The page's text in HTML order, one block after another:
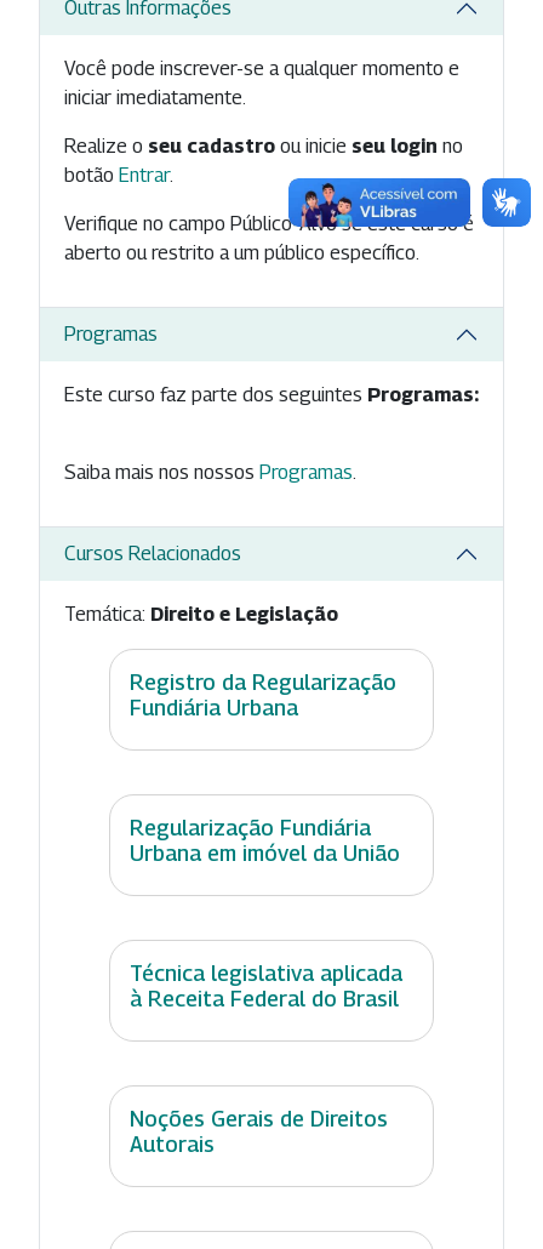
Outras Informações
Você pode inscrever-se a qualquer momento e
iniciar imediatamente.
Realize o seu cadastro ou inicie seu login no
botão Entrar.
Verifique no campo Público-Alvo se este curso é
aberto ou restrito a um público específico.
Programas
Este curso faz parte dos seguintes Programas:
Saiba mais nos nossos Programas
Cursos Relacionados
Temática: Direito e Legislação
Registro da Regularização
Fundiária Urbana
Regularização Fundiária
Urbana em imóvel da União
Técnica legislativa aplicada
à Receita Federal do Brasil
Noções Gerais de Direitos
Autorais